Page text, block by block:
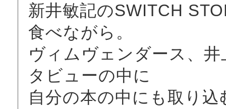
新井敏記のSWITCH
食べながら。
ヴィムヴェンダース、
タビューの中に
自分の本の中にも取り